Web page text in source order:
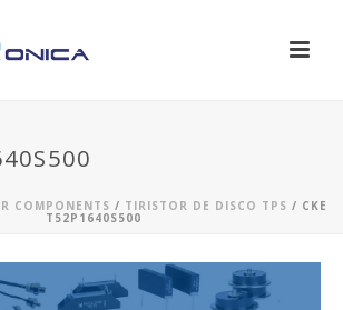
COMPONENTS / TIRISTOR DE DISCO TPS / CKE
T52P1640S500